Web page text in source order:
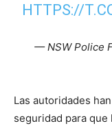
HTTPS://
— NSW Police
Las autoridades
seguridad para